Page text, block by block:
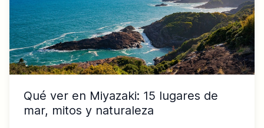
Qué ver en Miyazaki: 15 lugares de
mar, mitos y naturaleza